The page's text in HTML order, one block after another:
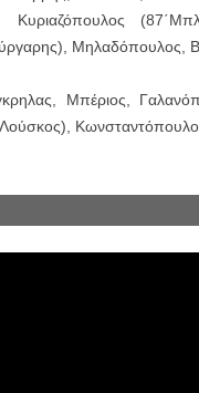
Μηλαδόπουλος,
Μπέριος,